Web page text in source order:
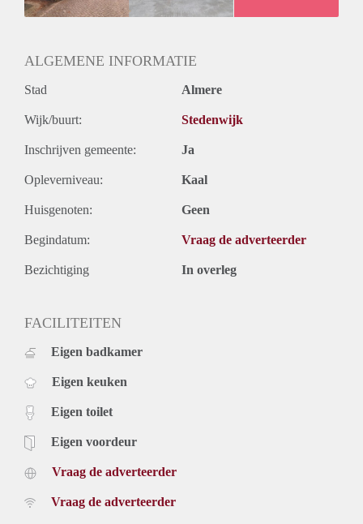
ALGEMENE INFORMATIE
Stad Almere
Wijk/buurt: Stedenwijk
Inschrijven gemeente: Ja
Opleverniveau: Kaal
Huisgenoten: Geen
Begindatum: Vraag de adverteerder
Bezichtiging In overleg
FACILITEITEN
Eigen badkamer
Eigen keuken
Eigen toilet
Eigen voordeur
Vraag de adverteerder
Vraag de adverteerder